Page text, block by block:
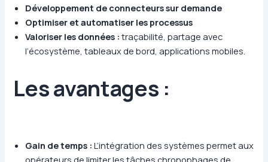
Développement de connecteurs sur demande
Optimiser et automatiser les processus
Valoriser les données :traçabilité, partage avec
l’écosystème, tableaux de bord, applications mobiles.
Les avantages :
Gain de temps : L’intégration des systèmes permet aux